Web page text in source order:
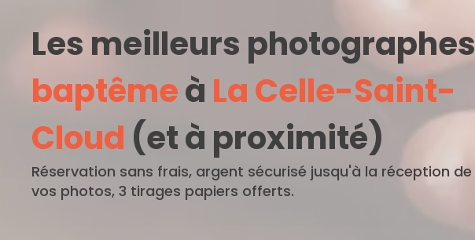
Les meilleurs photographes
baptêmeà La Celle-Saint-
Cloud (et à proximité)
Réservation sans frais, argent sécurisé jusqu'à la réception de
vos photos, 3 tirages papiers offerts.